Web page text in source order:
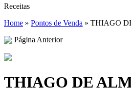
Receitas
Home » Pontos de Venda » THIAGO
Página Anterior
THIAGO DE